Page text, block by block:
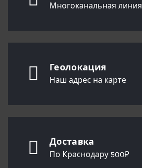
Многоканальная линия
Геолокация
Наш адрес на карте
Доставка
По Краснодару 500₽